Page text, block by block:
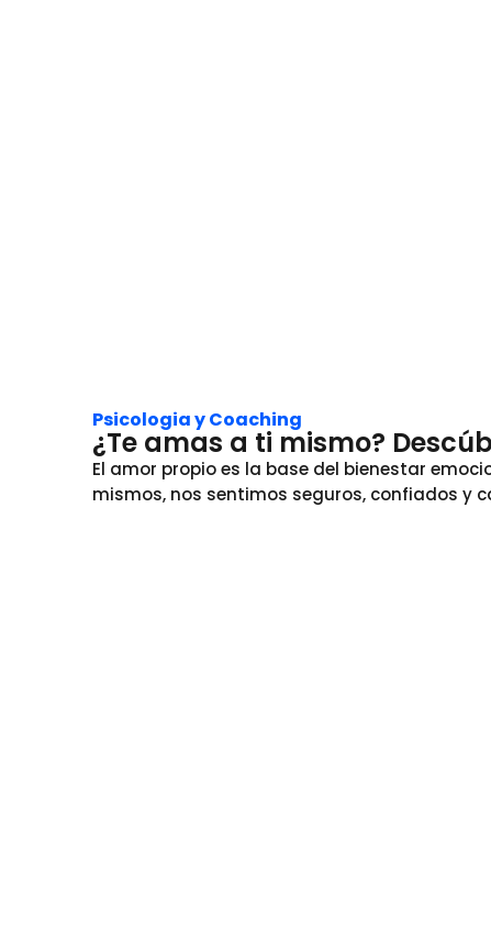
Psicologia y Coaching
¿Te amas a ti mismo?
El amor propio es la base del bienestar
mismos, nos sentimos seguros, confiados y